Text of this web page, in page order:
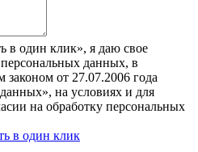
в один клик», я даю свое
данных, в
законом от 27.07.2006 года
на условиях и для
на обработку персональных
в один клик